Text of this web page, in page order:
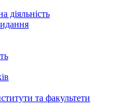
діяльність
та факультети